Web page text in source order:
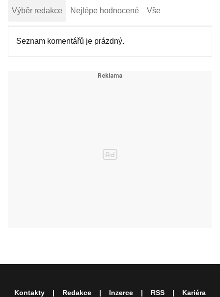
Výběr redakce Nejlépe hodnocené Vše
Seznam komentářů je prázdný.
Kontakty Redakce Inzerce RSS Kariéra